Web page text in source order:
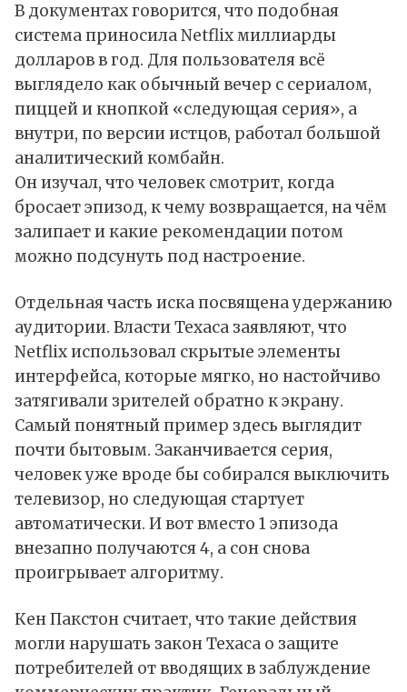
В документах говорится, что подобная
система приносила Netflix миллиарды
долларов в год. Для пользователя всё
выглядело как обычный вечер с сериалом,
пиццей и кнопкой «следующая серия», а
внутри, по версии истцов, работал большой
аналитический комбайн.
Он изучал, что человек смотрит, когда
бросает эпизод, к чему возвращается, на чём
залипает и какие рекомендации потом
можно подсунуть под настроение.
Отдельная часть иска посвящена удержанию
аудитории. Власти Техаса заявляют, что
Netflix использовал скрытые элементы
интерфейса, которые мягко, но настойчиво
затягивали зрителей обратно к экрану.
Самый понятный пример здесь выглядит
почти бытовым. Заканчивается серия,
человек уже вроде бы собирался выключить
телевизор, но следующая стартует
автоматически. И вот вместо 1 эпизода
внезапно получаются 4, а сон снова
проигрывает алгоритму.
Кен Пакстон считает, что такие действия
могли нарушать закон Техаса о защите
потребителей от вводящих в заблуждение